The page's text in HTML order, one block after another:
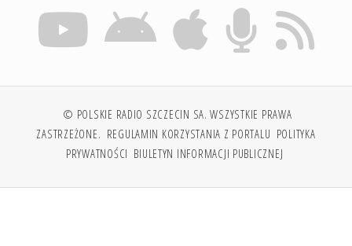
© POLSKIE RADIO SZCZECIN SA. WSZYSTKIE PRAWA
ZASTRZEŻONE. REGULAMIN KORZYSTANIA Z PORTALU POLITYKA
PRYWATNOŚCI BIULETYN INFORMACJI PUBLICZNEJ